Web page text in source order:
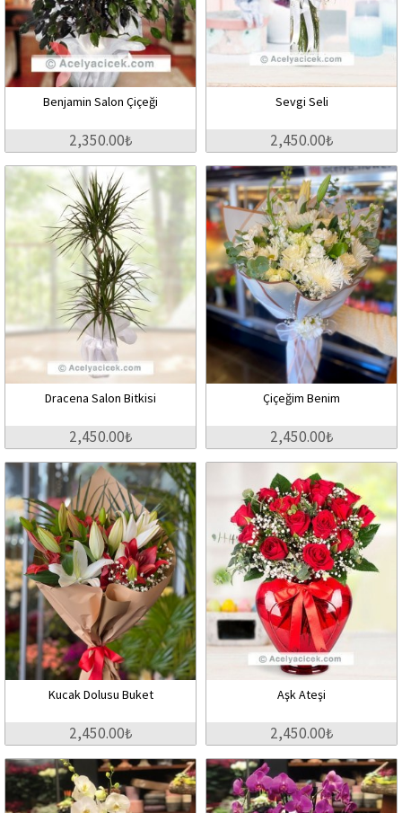
Benjamin Salon Çiçeği
2,350.00₺
Sevgi Seli
2,450.00₺
Dracena Salon Bitkisi
2,450.00₺
Çiçeğim Benim
2,450.00₺
Kucak Dolusu Buket
2,450.00₺
Aşk Ateşi
2,450.00₺